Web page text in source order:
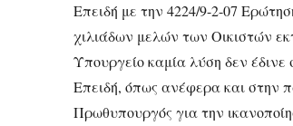
Επειδή με την 4224/9-2-07
χιλιάδων μελών των Οικιστών
Υπουργείο καμία λύση δεν
Επειδή, όπως ανέφερα και στην
Πρωθυπουργός για την